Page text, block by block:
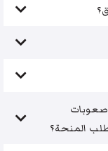
صعوبات
المنحة؟